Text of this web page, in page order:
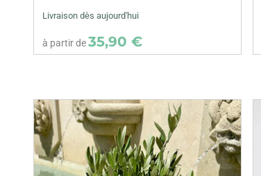
Livraison dès aujourd'hui
à partir de35,90 €